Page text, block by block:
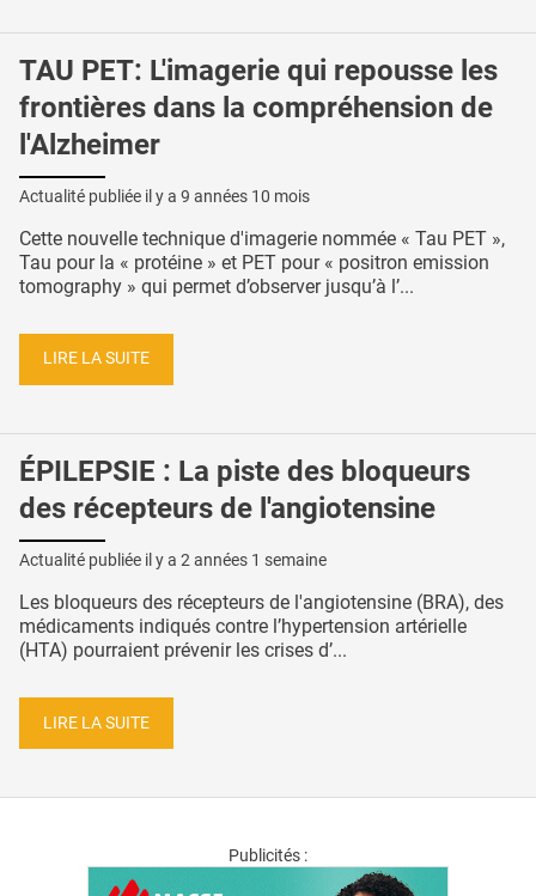
TAU PET: L'imagerie qui repousse les
frontières dans la compréhension de
l'Alzheimer
Actualité publiée il y a 9 années 10 mois
Cette nouvelle technique d'imagerie nommée « Tau PET »,
Tau pour la « protéine » et PET pour « positron emission
tomography » qui permet d’observer jusqu’à l’...
LIRE LA SUITE
ÉPILEPSIE : La piste des bloqueurs
des récepteurs de l'angiotensine
Actualité publiée il y a 2 années 1 semaine
Les bloqueurs des récepteurs de l'angiotensine (BRA), des
médicaments indiqués contre l’hypertension artérielle
(HTA) pourraient prévenir les crises d’...
LIRE LA SUITE
Publicités :